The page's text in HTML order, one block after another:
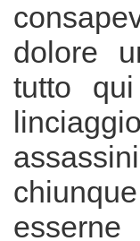
dolore
tutto